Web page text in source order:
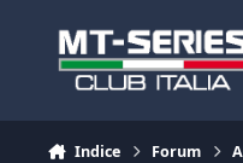
Indice Forum